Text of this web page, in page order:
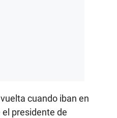
cuando iban en
el presidente de